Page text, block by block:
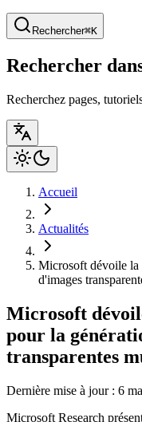
Rechercher⌘K
Rechercher
Recherchez pages,
Accueil
Actualités
Microsoft dévoile la
d'images
Microsoft
pour la
transparentes
Dernière mise à jour : 6
Microsoft Research